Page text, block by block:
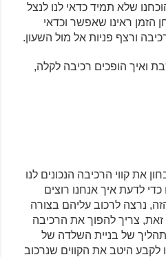
שלא תמיד כדאי לנו לנצל
ראינו שאפשר וכדאי
ורצף פניות אל מול השעון.
ואיך הופכים רכיבה לקלה,
את קווי הרכיבה הנכונים לנו
לדעת איך אנחנו רוצים
נרצה לרכוב עליהם בצורה
זאת, צריך להפוך את הרכיבה
תהליך של בניית השלדה של
לקבע היטב את הקווים שנרכוב